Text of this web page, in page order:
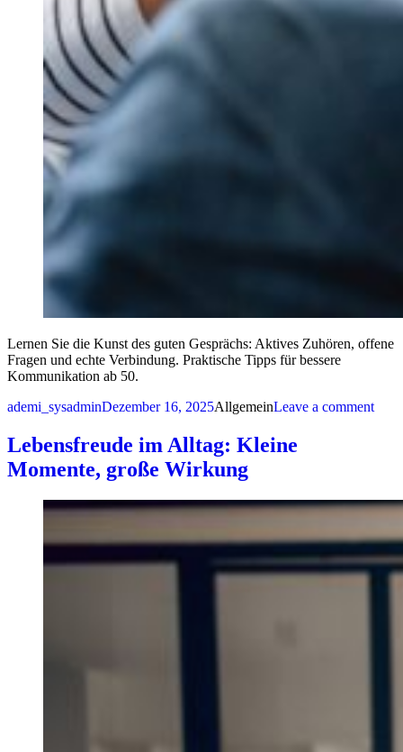
Lernen Sie die Kunst des guten Gesprächs: Aktives Zuhören, offene
Fragen und echte Verbindung. Praktische Tipps für bessere
Kommunikation ab 50.
Posted by
ademi_sysadminDezember 16, 2025Posted in
AllgemeinLeave a commenton
Lebensfreude im Alltag: Kleine
Momente, große Wirkung